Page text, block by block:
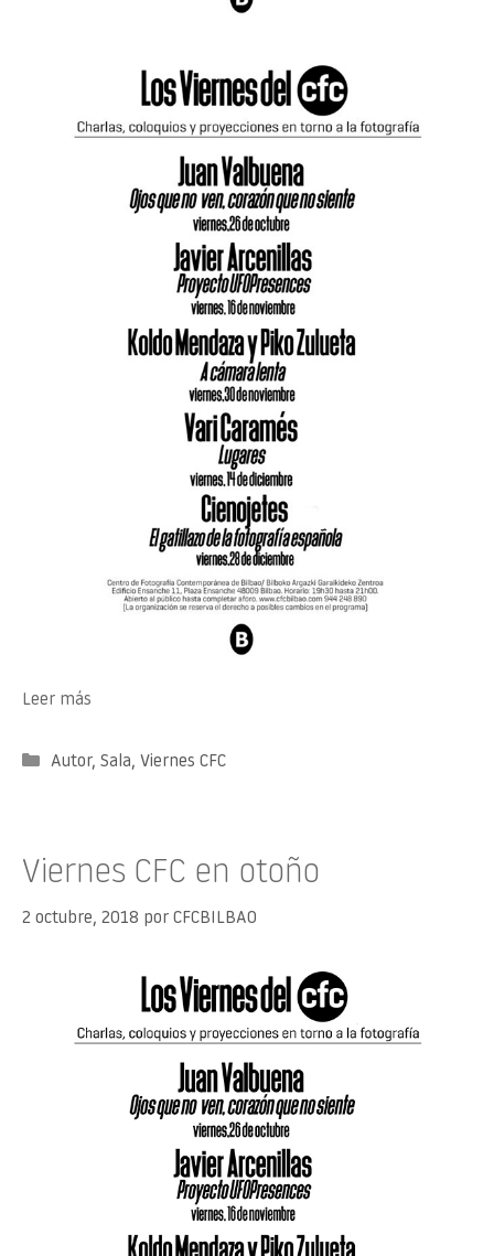
Leer más
Categorías
Autor, Sala, Viernes CFC
Viernes CFC en otoño
2 octubre, 2018 por CFCBILBAO